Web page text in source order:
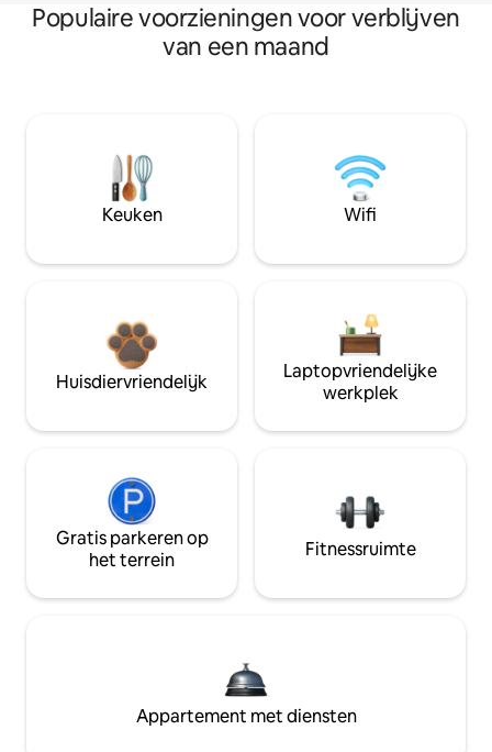
Populaire voorzieningen voor verblijven
van een maand
Keuken Wifi
Huisdiervriendelijk
Laptopvriendelijke
werkplek
Gratis parkeren op
het terrein
Fitnessruimte
Appartement met diensten